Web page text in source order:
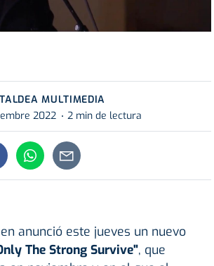
MULTIMEDIA
2022
2 min de lectura
anunció este jueves un nuevo
The Strong Survive", que